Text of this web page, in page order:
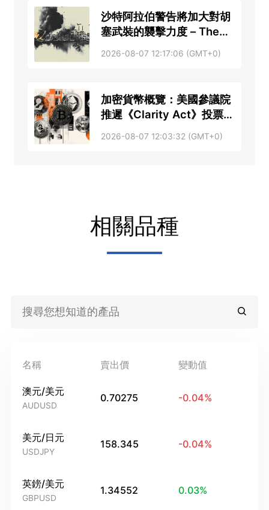
沙特阿拉伯警告將加大對胡
塞武裝的襲擊力度 – The
2026-08-07 12:17:06 (GMT+0)
加密貨幣概覽：美國參議院
推遲《Clarity Act》投票
維持漲幅
2026-08-07 12:03:32 (GMT+0)
相關品種
名稱 賣出價 變動值
澳元/美元
AUDUSD
0.70275 -0.04%
美元/日元
USDJPY
158.345 -0.04%
英鎊/美元
GBPUSD
1.34552 0.03%